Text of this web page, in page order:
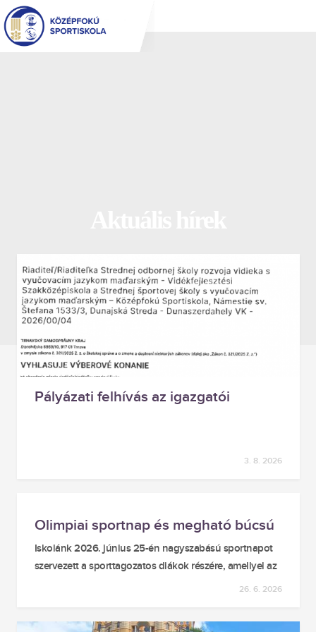
Jump
to
navigation
Back
Pályázati felhívás az igazgatói
3. 8. 2026
Olimpiai sportnap és megható búcsú
az iskolaalapítóktól
Iskolánk 2026. június 25-én nagyszabású sportnapot
szervezett a sporttagozatos diákok részére, amellyel az
újkori olimpiai játékok megalakulásának (1896. június
fényét emelte, hogy elfogadták a meghívást a
26. 6. 2026